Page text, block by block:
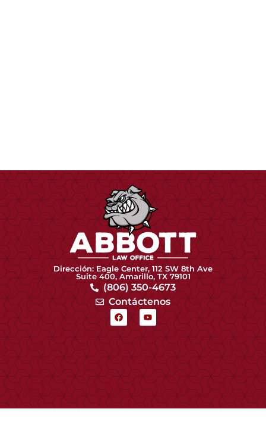
Dirección: Eagle Center, 112 SW 8th Ave
Suite 400, Amarillo, TX 79101
(806) 350-4673
Contáctenos